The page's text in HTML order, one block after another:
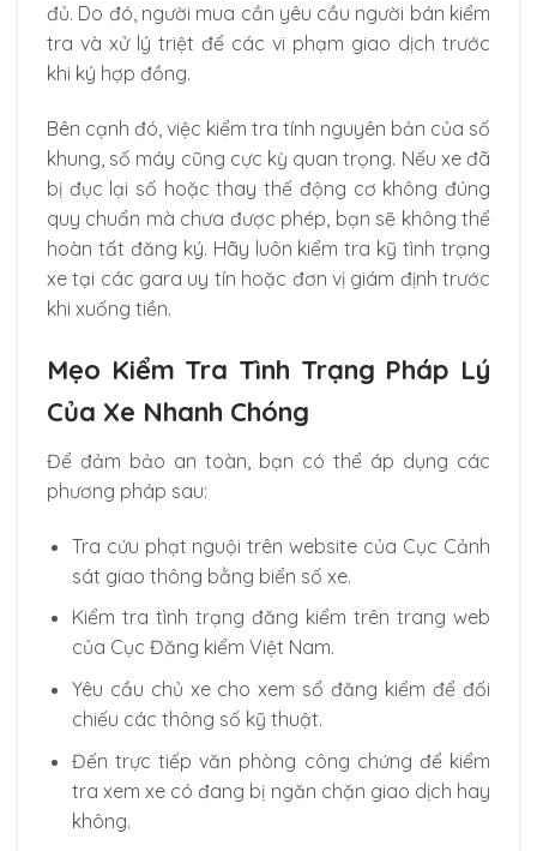
đủ. Do đó, người mua cần yêu cầu người bán kiểm
tra và xử lý triệt để các vi phạm giao dịch trước
khi ký hợp đồng.
Bên cạnh đó, việc kiểm tra tính nguyên bản của số
khung, số máy cũng cực kỳ quan trọng. Nếu xe đã
bị đục lại số hoặc thay thế động cơ không đúng
quy chuẩn mà chưa được phép, bạn sẽ không thể
hoàn tất đăng ký. Hãy luôn kiểm tra kỹ tình trạng
xe tại các gara uy tín hoặc đơn vị giám định trước
khi xuống tiền.
Mẹo Kiểm Tra Tình Trạng Pháp Lý
Của Xe Nhanh Chóng
Để đảm bảo an toàn, bạn có thể áp dụng các
phương pháp sau:
Tra cứu phạt nguội trên website của Cục Cảnh
sát giao thông bằng biển số xe.
Kiểm tra tình trạng đăng kiểm trên trang web
của Cục Đăng kiểm Việt Nam.
Yêu cầu chủ xe cho xem sổ đăng kiểm để đối
chiếu các thông số kỹ thuật.
Đến trực tiếp văn phòng công chứng để kiểm
tra xem xe có đang bị ngăn chặn giao dịch hay
không.